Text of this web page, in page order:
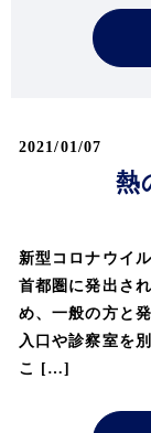
2021/01/07
熱
新型コロナウイ
首都圏に発出さ
め、一般の方と
入口や診察室を
こ […]